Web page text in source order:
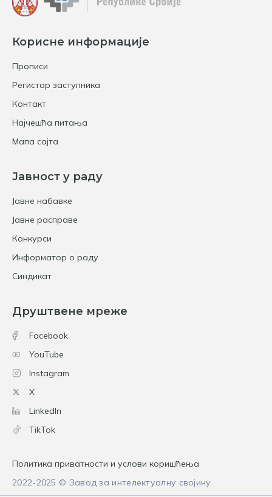
Корисне информације
Прописи
Регистар заступника
Контакт
Најчешћа питања
Мапа сајта
Јавност у раду
Јавне набавке
Јавне расправе
Конкурси
Информатор о раду
Синдикат
Друштвене мреже
Facebook
YouTube
Instagram
X
LinkedIn
TikTok
Политика приватности и услови коришћења
2022-2025 © Завод за интелектуалну својину